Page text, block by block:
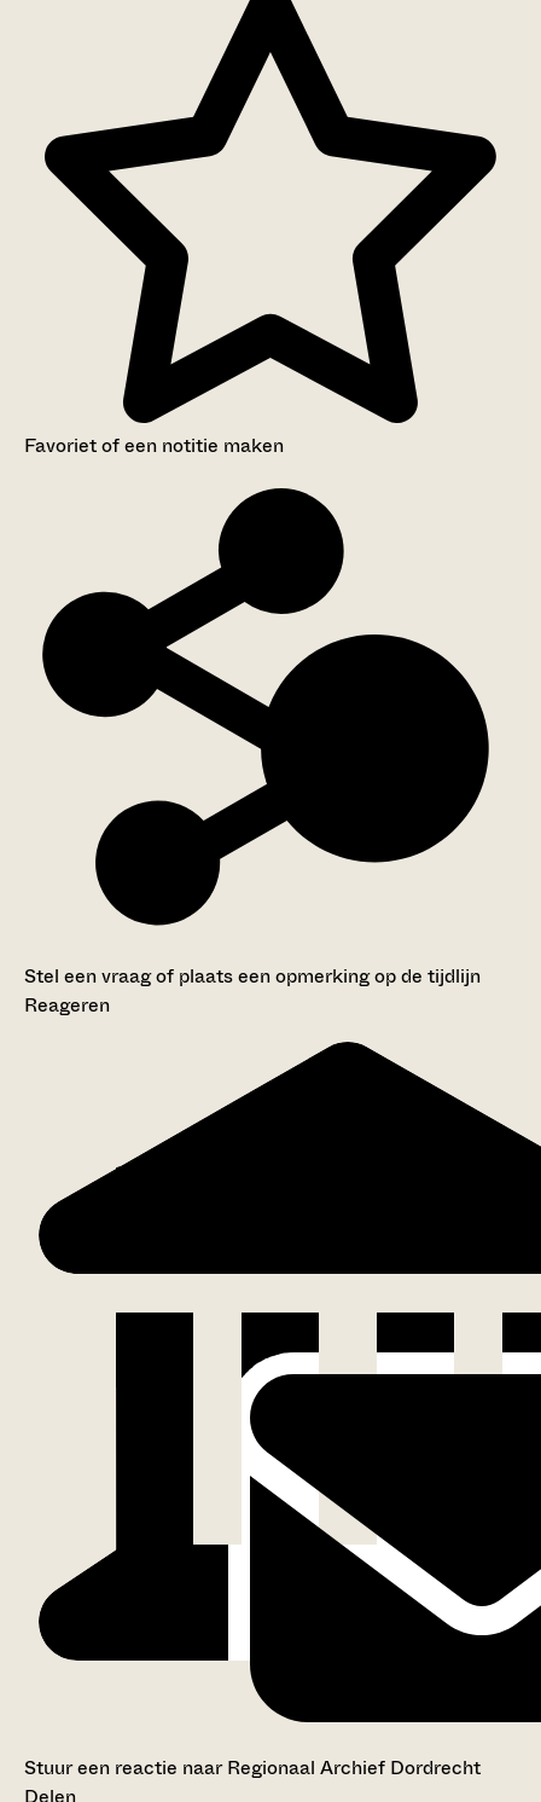
Favoriet of een notitie maken
Stel een vraag of plaats een opmerking op de tijdlijn
Reageren
Stuur een reactie naar Regionaal Archief Dordrecht
Delen